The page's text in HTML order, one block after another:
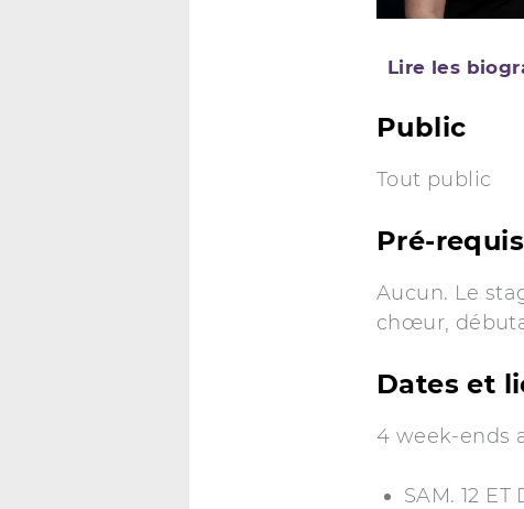
Lire les
Public
Tout public
Pré-requis
Aucun. Le
chœur,
Dates et
4 week-ends
SAM. 12